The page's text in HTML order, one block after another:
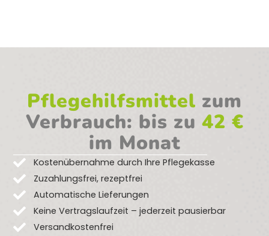
Pflegehilfsmittel zum
Verbrauch: bis zu 42 €
im Monat
Kostenübernahme durch Ihre Pflegekasse
Zuzahlungsfrei, rezeptfrei
Automatische Lieferungen
Keine Vertragslaufzeit – jederzeit pausierbar
Versandkostenfrei